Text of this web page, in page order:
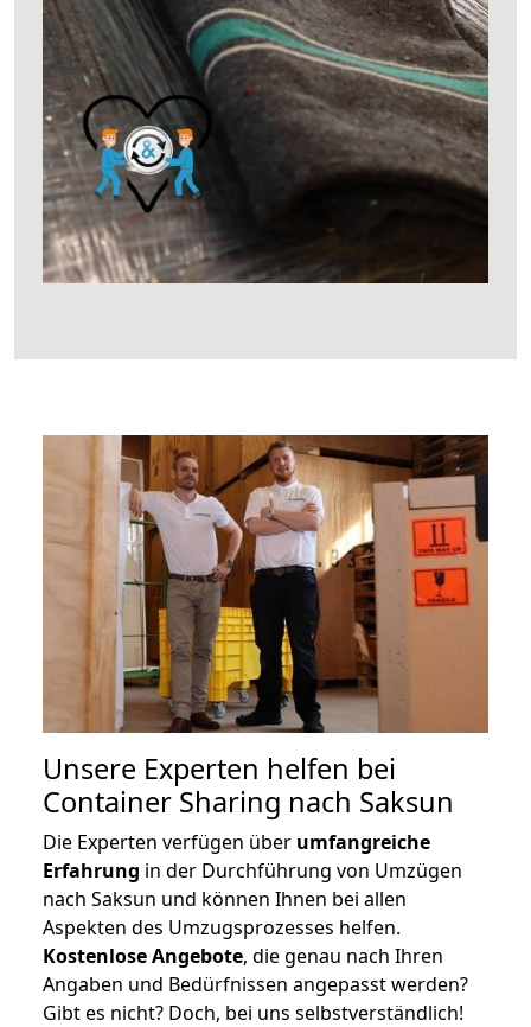
Unsere Experten helfen bei
Container Sharing nach Saksun
Die Experten verfügen über umfangreiche
Erfahrung in der Durchführung von Umzügen
nach Saksun und können Ihnen bei allen
Aspekten des Umzugsprozesses helfen.
Kostenlose Angebote, die genau nach Ihren
Angaben und Bedürfnissen angepasst werden?
Gibt es nicht? Doch, bei uns selbstverständlich!